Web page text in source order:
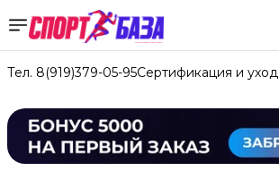
Тел. 8(919)379-05-95Сертификация и уход